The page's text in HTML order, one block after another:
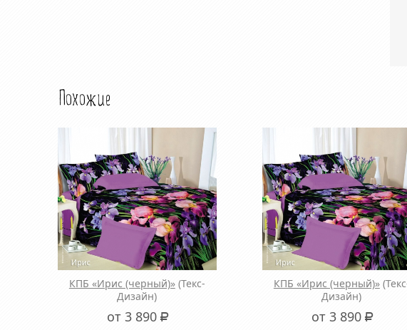
Похожие
КПБ «Ирис (черный)» (Текс-
Дизайн)
от 3 890 Р
КПБ «Ирис (черный)»
Дизайн)
от 3 890 Р